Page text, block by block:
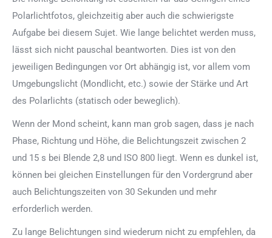
Polarlichtfotos, gleichzeitig aber auch die schwierigste
Aufgabe bei diesem Sujet. Wie lange belichtet werden muss,
lässt sich nicht pauschal beantworten. Dies ist von den
jeweiligen Bedingungen vor Ort abhängig ist, vor allem vom
Umgebungslicht (Mondlicht, etc.) sowie der Stärke und Art
des Polarlichts (statisch oder beweglich).
Wenn der Mond scheint, kann man grob sagen, dass je nach
Phase, Richtung und Höhe, die Belichtungszeit zwischen 2
und 15 s bei Blende 2,8 und ISO 800 liegt. Wenn es dunkel ist,
können bei gleichen Einstellungen für den Vordergrund aber
auch Belichtungszeiten von 30 Sekunden und mehr
erforderlich werden.
Zu lange Belichtungen sind wiederum nicht zu empfehlen, da